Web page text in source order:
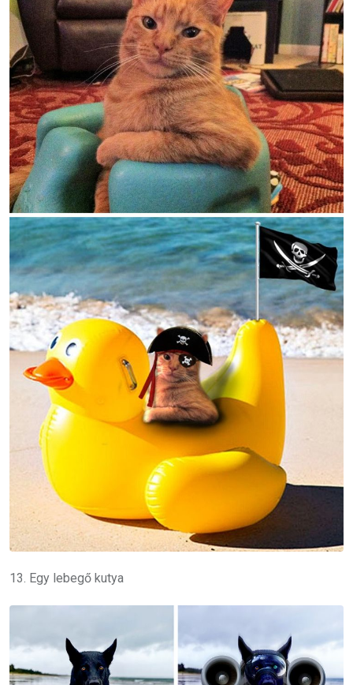
13. Egy lebegő kutya